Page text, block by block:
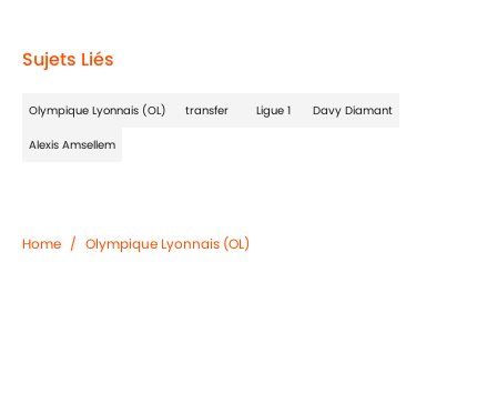
Sujets Liés
Olympique Lyonnais (OL) transfer Ligue 1 Davy Diamant
Alexis Amsellem
Home / Olympique Lyonnais (OL)